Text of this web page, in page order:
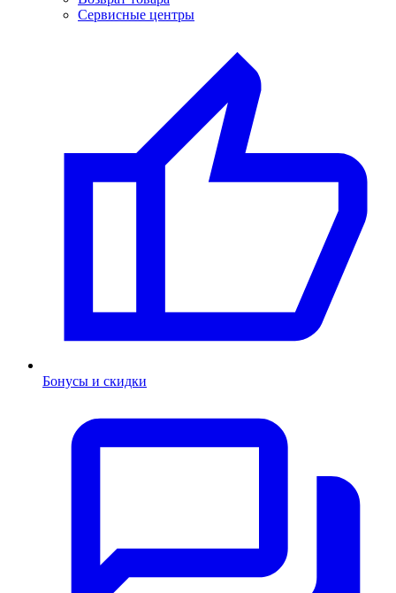
Сервисные центры
Бонусы и скидки